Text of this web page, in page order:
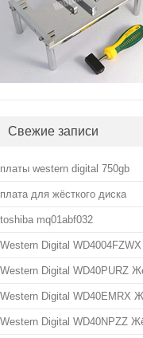
Свежие записи
платы western digital 750gb
плата для жёсткого диска
toshiba mq01abf032
Western Digital
Western Digital WD40PURZ
Western Digital WD40EMRX
Western Digital WD40NPZZ